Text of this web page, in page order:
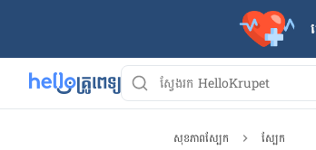
សុខភាពស្បែក ស្បែក